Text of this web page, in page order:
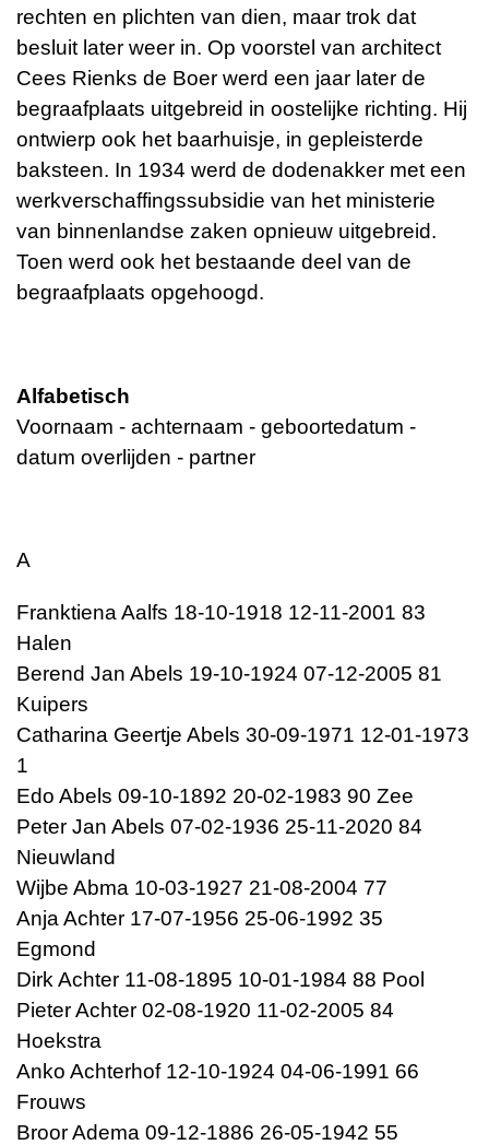
rechten en plichten van dien, maar trok dat
besluit later weer in. Op voorstel van architect
Cees Rienks de Boer werd een jaar later de
begraafplaats uitgebreid in oostelijke richting. Hij
ontwierp ook het baarhuisje, in gepleisterde
baksteen. In 1934 werd de dodenakker met een
werkverschaffingssubsidie van het ministerie
van binnenlandse zaken opnieuw uitgebreid.
Toen werd ook het bestaande deel van de
begraafplaats opgehoogd.
Alfabetisch
Voornaam - achternaam - geboortedatum -
datum overlijden - partner
A
Franktiena Aalfs 18-10-1918 12-11-2001 83
Halen
Berend Jan Abels 19-10-1924 07-12-2005 81
Kuipers
Catharina Geertje Abels 30-09-1971 12-01-1973
1
Edo Abels 09-10-1892 20-02-1983 90 Zee
Peter Jan Abels 07-02-1936 25-11-2020 84
Nieuwland
Wijbe Abma 10-03-1927 21-08-2004 77
Anja Achter 17-07-1956 25-06-1992 35
Egmond
Dirk Achter 11-08-1895 10-01-1984 88 Pool
Pieter Achter 02-08-1920 11-02-2005 84
Hoekstra
Anko Achterhof 12-10-1924 04-06-1991 66
Frouws
Broor Adema 09-12-1886 26-05-1942 55